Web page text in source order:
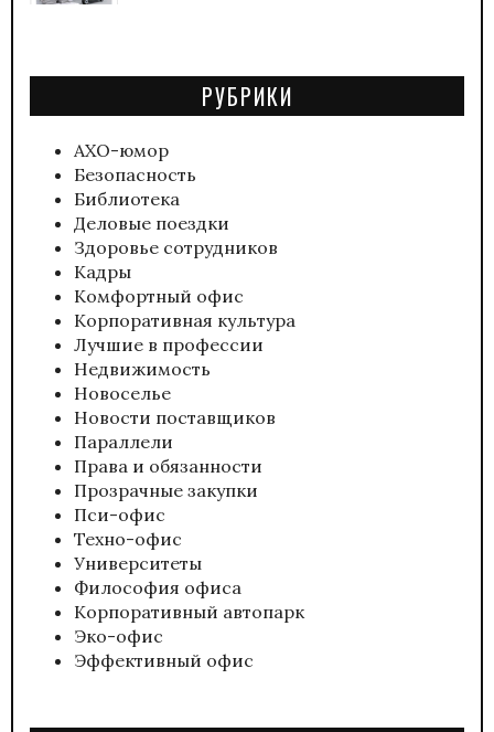
РУБРИКИ
АХО-юмор
Безопасность
Библиотека
Деловые поездки
Здоровье сотрудников
Кадры
Комфортный офис
Корпоративная культура
Лучшие в профессии
Недвижимость
Новоселье
Новости поставщиков
Параллели
Права и обязанности
Прозрачные закупки
Пси-офис
Техно-офис
Университеты
Философия офиса
Корпоративный автопарк
Эко-офис
Эффективный офис